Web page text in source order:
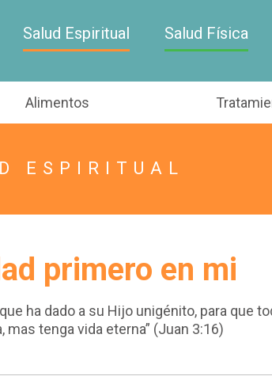
Salud Espiritual Salud Física
Alimentos
ESPIRITUAL
primero en mi
ha dado a su Hijo unigénito, para que
mas tenga vida eterna” (Juan 3:16)